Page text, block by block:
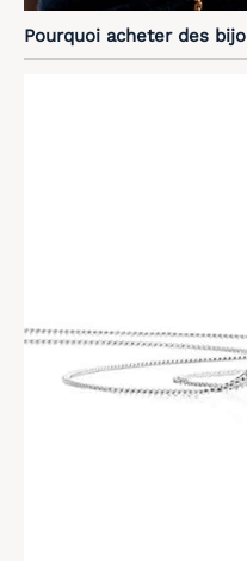
Pourquoi acheter des